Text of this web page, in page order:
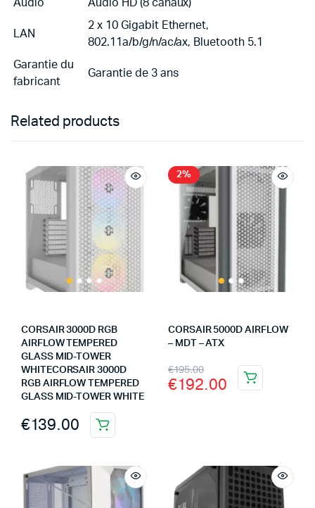
Audio Audio HD (8 canaux)
LAN
2 x 10 Gigabit Ethernet,
802.11a/b/g/n/ac/ax, Bluetooth 5.1
Garantie du
fabricant
Garantie de 3 ans
Related products
CORSAIR 3000D RGB
AIRFLOW TEMPERED
GLASS MID-TOWER
WHITECORSAIR 3000D
RGB AIRFLOW TEMPERED
GLASS MID-TOWER WHITE
€139.00
2%
CORSAIR 5000D AIRFLOW
– MDT – ATX
€195.00
€192.00